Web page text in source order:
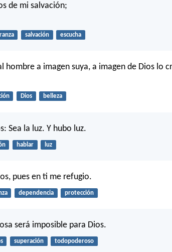
de mi salvación;
salvación escucha
hombre a imagen suya, a imagen de Dios lo
Dios belleza
Sea la luz. Y hubo luz.
hablar luz
pues en ti me refugio.
dependencia protección
será imposible para Dios.
superación todopoderoso